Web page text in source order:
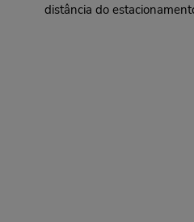
distância do